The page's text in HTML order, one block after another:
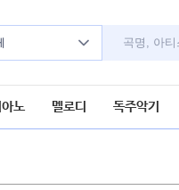
노 멜로디 독주악기